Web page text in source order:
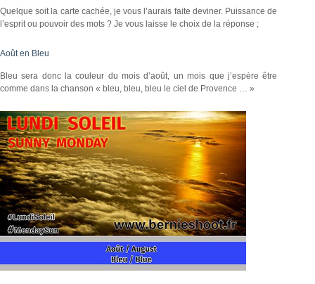
Quelque soit la carte cachée, je vous l’aurais faite deviner. Puissance de
l’esprit ou pouvoir des mots ? Je vous laisse le choix de la réponse ;
Août en Bleu
Bleu sera donc la couleur du mois d’août, un mois que j’espère être
comme dans la chanson « bleu, bleu, bleu le ciel de Provence … »